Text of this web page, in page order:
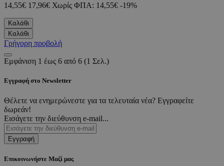
14,55€ 17,96€ Χωρίς ΦΠΑ: 14,55€ -19%
Καλάθι
Καλάθι
Γρήγορη προβολή
Εμφάνιση 1 έως 6 από 6 (1 Σελ.)
Εγγραφή στο Newsletter
Θέλετε να ενημερώνεστε για τα τελευταία νέα? Εγγραφείτε
δωρεάν!
Εισάγετε την διεύθυνση e-mail...
Εγγραφή
Επικοινωνήστε Μαζί μας